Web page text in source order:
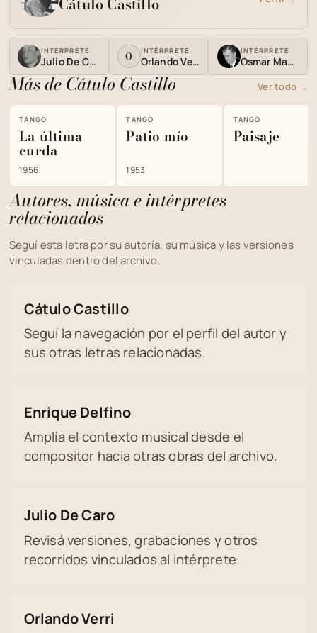
Cátulo Castillo
INTÉRPRETE
Julio De Caro O INTÉRPRETE
Orlando Verri
INTÉRPRETE
Osmar Maderna
Más de Cátulo Castillo Ver todo →
TANGO
La última
curda
1956
TANGO
Patio mío
1953
TANGO
Paisaje
Autores, música e intérpretes
relacionados
Seguí esta letra por su autoría, su música y las versiones
vinculadas dentro del archivo.
Cátulo Castillo
Seguí la navegación por el perfil del autor y
sus otras letras relacionadas.
Enrique Delfino
Amplía el contexto musical desde el
compositor hacia otras obras del archivo.
Julio De Caro
Revisá versiones, grabaciones y otros
recorridos vinculados al intérprete.
Orlando Verri